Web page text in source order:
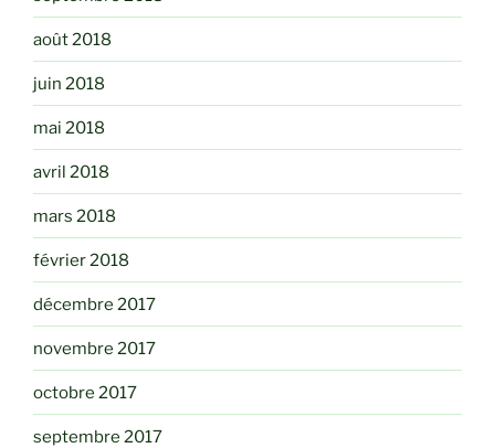
août 2018
juin 2018
mai 2018
avril 2018
mars 2018
février 2018
décembre 2017
novembre 2017
octobre 2017
septembre 2017